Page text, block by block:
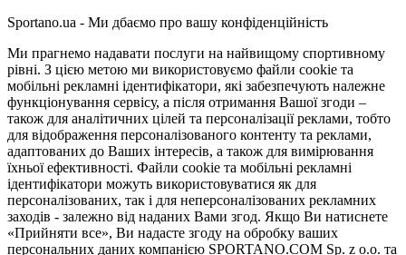
Sportano.ua - Ми дбаємо про вашу конфіденційність
Ми прагнемо надавати послуги на найвищому спортивному
рівні. З цією метою ми використовуємо файли cookie та
мобільні рекламні ідентифікатори, які забезпечують належне
функціонування сервісу, а після отримання Вашої згоди –
також для аналітичних цілей та персоналізації реклами, тобто
для відображення персоналізованого контенту та реклами,
адаптованих до Ваших інтересів, а також для вимірювання
їхньої ефективності. Файли cookie та мобільні рекламні
ідентифікатори можуть використовуватися як для
персоналізованих, так і для неперсоналізованих рекламних
заходів - залежно від наданих Вами згод. Якщо Ви натиснете
«Прийняти все», Ви надасте згоду на обробку ваших
персональних даних компанією SPORTANO.COM Sp. z o.o. та